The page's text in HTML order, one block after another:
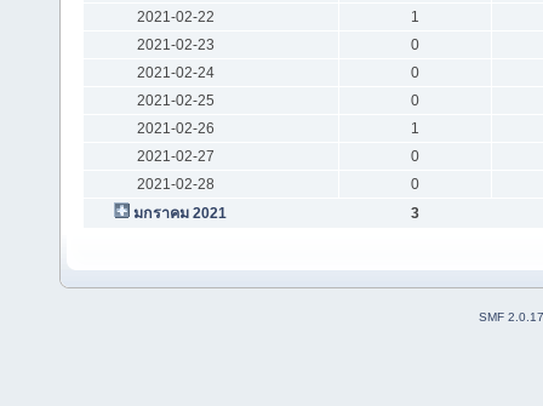
2021-02-22
1
2021-02-23
0
2021-02-24
0
2021-02-25
0
2021-02-26
1
2021-02-27
0
2021-02-28
0
มกราคม 2021
3
SMF 2.0.17